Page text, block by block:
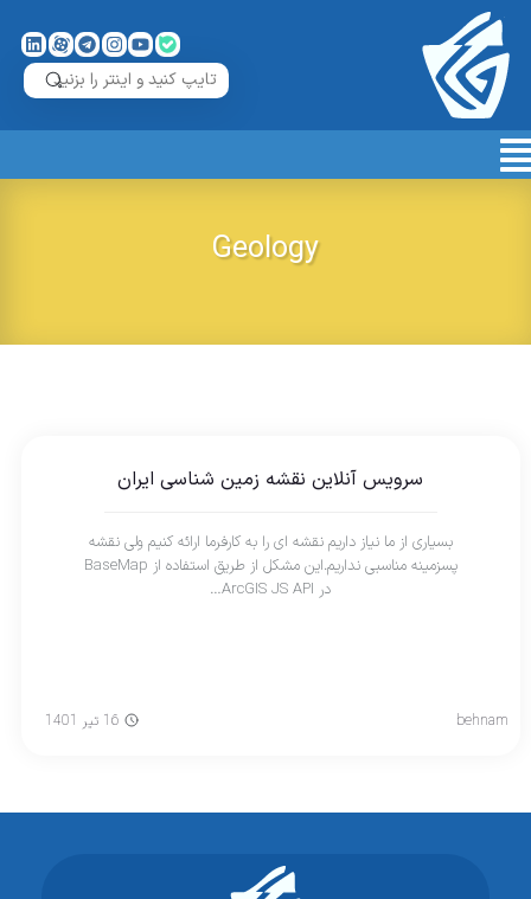
Geology
سرویس آنلاین نقشه زمین شناسی ایران
بسیاری از ما نیاز داریم نقشه ای را به کارفرما ارائه کنیم ولی نقشه
پسزمینه مناسبی نداریم.این مشکل از طریق استفاده از BaseMap
در ArcGIS JS API…
behnam